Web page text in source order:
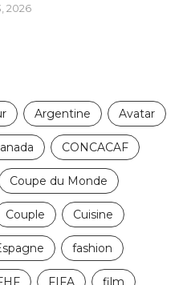
2026
Argentine Avatar
CONCACAF
Coupe du Monde
Couple Cuisine
fashion
FIFA film